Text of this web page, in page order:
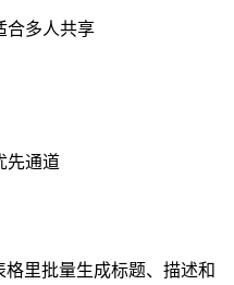
合多人共享
先通道
格里批量生成标题、描述和